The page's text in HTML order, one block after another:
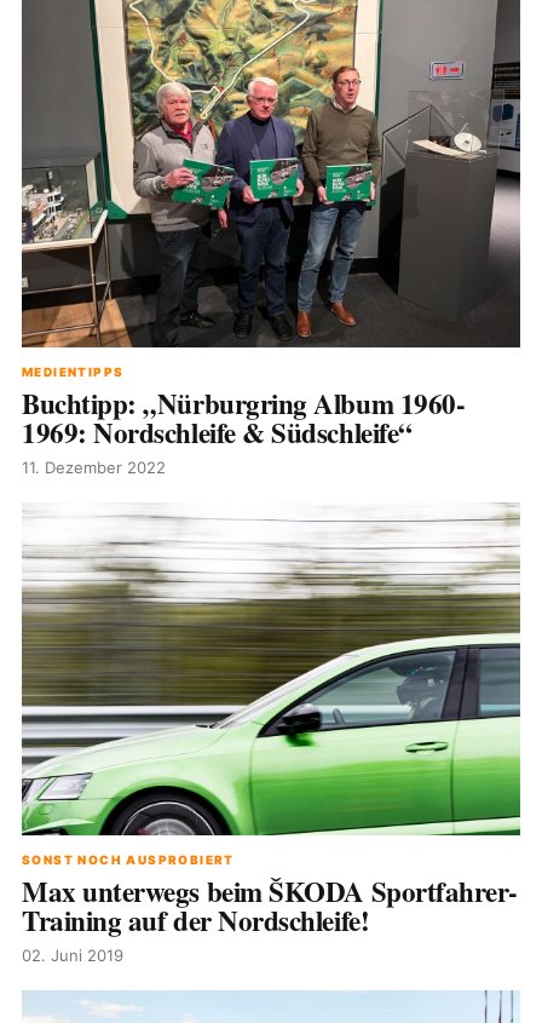
MEDIENTIPPS
Buchtipp: „Nürburgring Album 1960-
1969: Nordschleife & Südschleife“
11. Dezember 2022
SONST NOCH AUSPROBIERT
Max unterwegs beim ŠKODA Sportfahrer-
Training auf der Nordschleife!
02. Juni 2019